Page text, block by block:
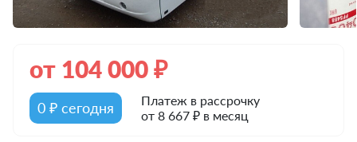
от 104 000₽
0 ₽ сегодня
Платеж в рассрочку
от 8 667 ₽ в месяц